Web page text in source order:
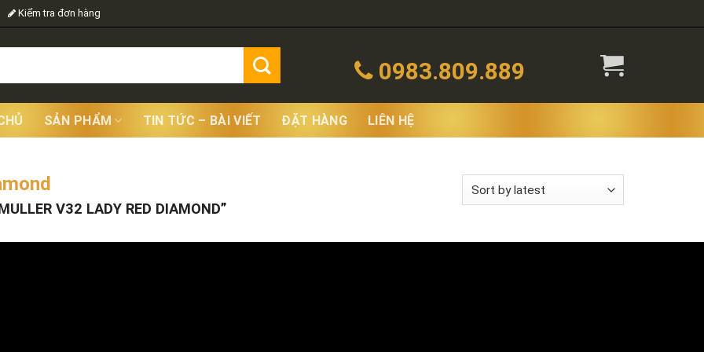
Kiểm tra đơn hàng
0983.809.889
SẢN PHẨM TIN TỨC – BÀI VIẾT ĐẶT HÀNG LIÊN HỆ
V32 LADY RED DIAMOND”